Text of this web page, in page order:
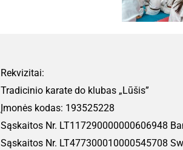
Rekvizitai:
Tradicinio karate do klubas „Lūšis”
Įmonės kodas: 193525228
Sąskaitos Nr. LT117290000000606948
Sąskaitos Nr. LT477300010000545708